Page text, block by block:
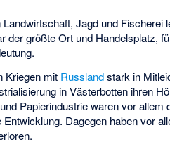
Jagd und Fischerei
der größte Ort und Handelsplatz,
Kriegen mit Russlandstark in
in Västerbotten ihren
Papierindustrie waren vor allem
Dagegen haben vor